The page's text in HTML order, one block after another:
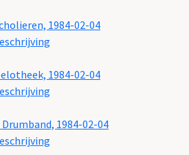
1984-02-04
1984-02-04
1984-02-04